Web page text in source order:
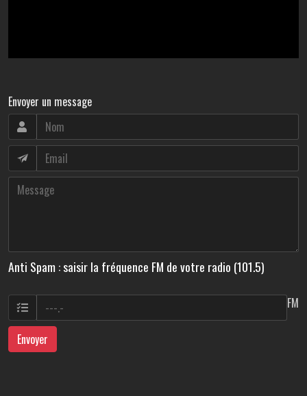
Envoyer un message
Anti Spam : saisir la fréquence FM de votre radio (101.5)
FM
Envoyer